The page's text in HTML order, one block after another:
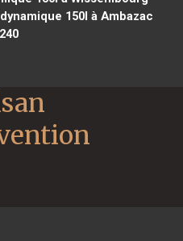
150l à Ambazac